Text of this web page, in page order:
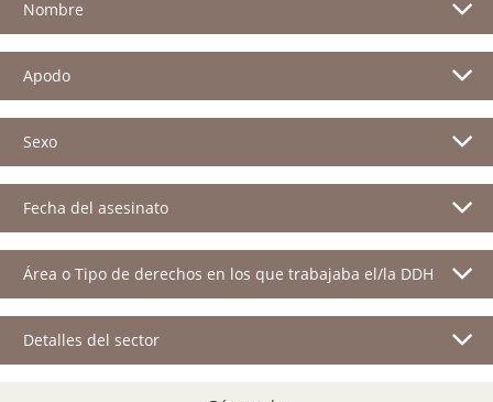
Nombre
Apodo
Sexo
Fecha del asesinato
Área o Tipo de derechos en los que trabajaba el/la DDH
Detalles del sector